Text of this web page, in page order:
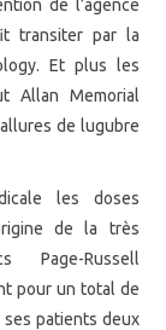
de l’agence
transiter par la
Et plus les
Allan Memorial
de lugubre
les doses
de la très
Page-Russell
pour un total de
ses patients deux